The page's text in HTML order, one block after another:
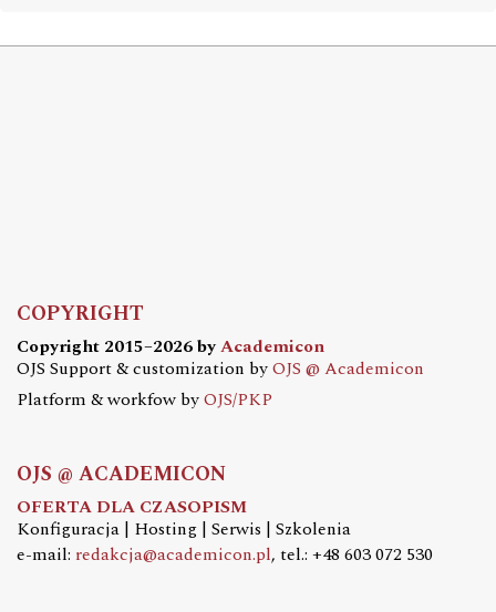
COPYRIGHT
Copyright 2015–2026 byAcademicon
OJS Support & customization byOJS @ Academicon
Platform & workfow byOJS/PKP
OJS @ ACADEMICON
OFERTA DLA CZASOPISM
Konfiguracja | Hosting | Serwis | Szkolenia
e-mail: redakcja@academicon.pl, tel.: +48 603 072 530